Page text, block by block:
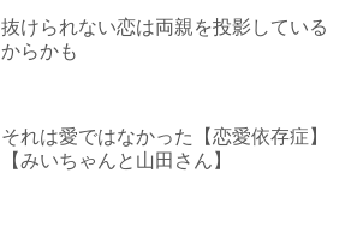
抜けられない恋は両親を投影している
からかも
それは愛ではなかった【恋愛依存症】
【みいちゃんと山田さん】